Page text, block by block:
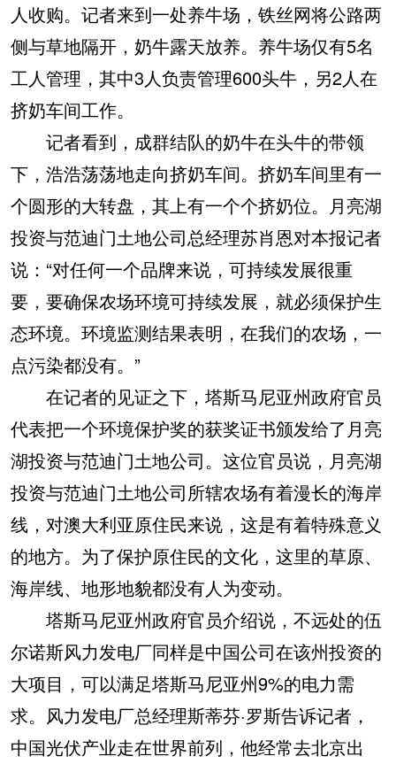
人收购。记者来到一处养牛场，铁丝网将公路两
侧与草地隔开，奶牛露天放养。养牛场仅有5名
工人管理，其中3人负责管理600头牛，另2人在
挤奶车间工作。
记者看到，成群结队的奶牛在头牛的带领
下，浩浩荡荡地走向挤奶车间。挤奶车间里有一
个圆形的大转盘，其上有一个个挤奶位。月亮湖
投资与范迪门土地公司总经理苏肖恩对本报记者
说：“对任何一个品牌来说，可持续发展很重
要，要确保农场环境可持续发展，就必须保护生
态环境。环境监测结果表明，在我们的农场，一
点污染都没有。”
在记者的见证之下，塔斯马尼亚州政府官员
代表把一个环境保护奖的获奖证书颁发给了月亮
湖投资与范迪门土地公司。这位官员说，月亮湖
投资与范迪门土地公司所辖农场有着漫长的海岸
线，对澳大利亚原住民来说，这是有着特殊意义
的地方。为了保护原住民的文化，这里的草原、
海岸线、地形地貌都没有人为变动。
塔斯马尼亚州政府官员介绍说，不远处的伍
尔诺斯风力发电厂同样是中国公司在该州投资的
大项目，可以满足塔斯马尼亚州9%的电力需
求。风力发电厂总经理斯蒂芬·罗斯告诉记者，
中国光伏产业走在世界前列，他经常去北京出